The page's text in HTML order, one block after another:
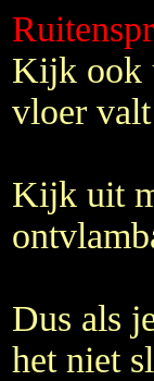
Kijk ook
vloer
Kijk uit
Dus als
het niet